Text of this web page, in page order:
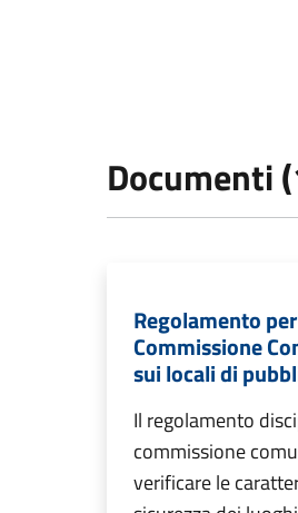
Documenti
Regolamento
Commissione
sui locali di
Il regolamento
commissione
verificare le